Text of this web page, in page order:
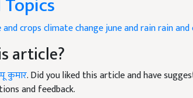
cropsclimate changejune and rainrain and
article?
कुमार. Did you liked this article and have
and feedback.